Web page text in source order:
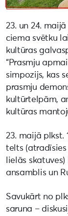
23. un 24.
ciema svētku
kultūras
“Prasmju
simpozijs, kas
prasmju
kultūrtelpām,
kultūras
23. maijā plkst.
telts
lielās
ansamblis un
Savukārt no
saruna –